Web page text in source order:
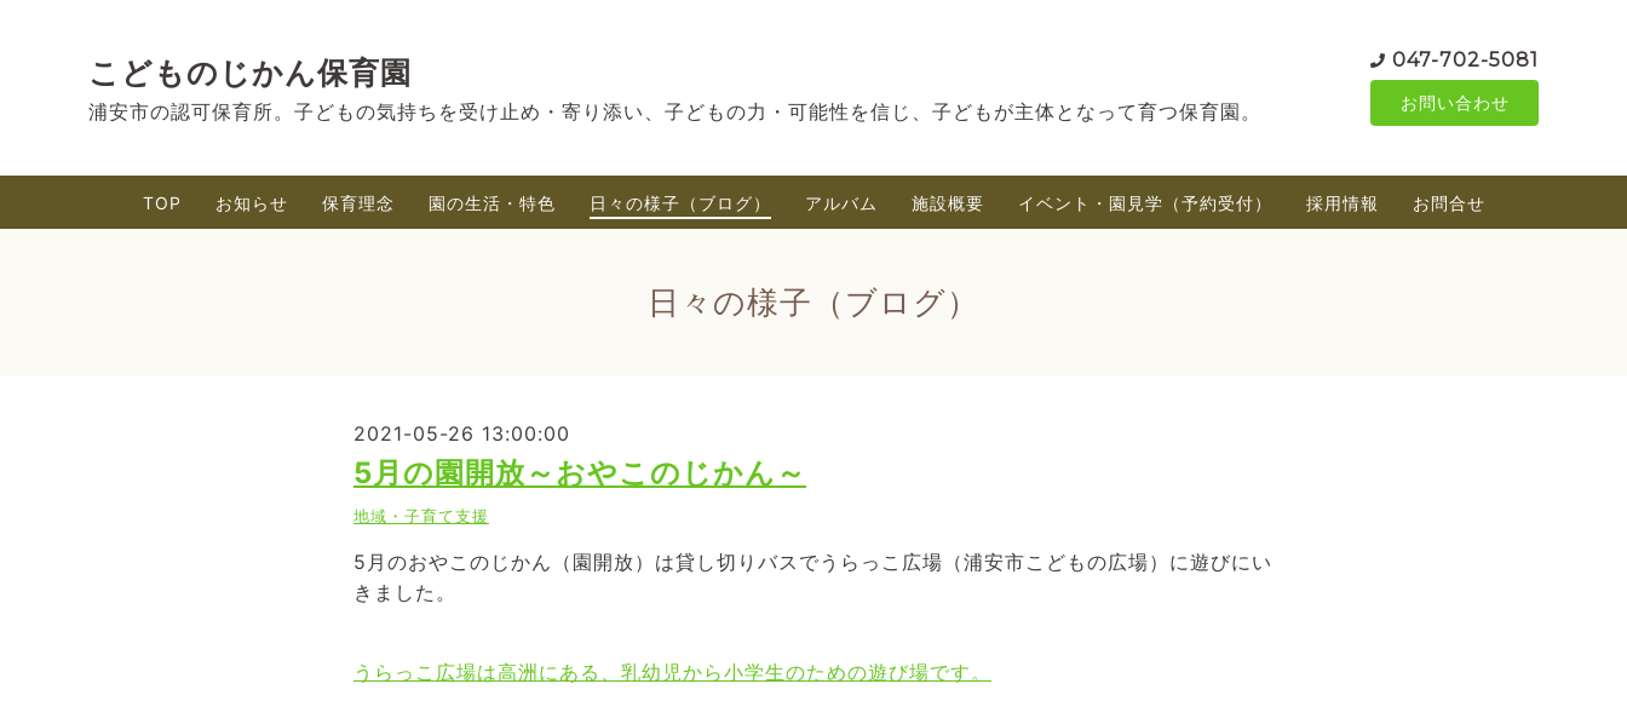
こどものじかん保育園
浦安市の認可保育所。子どもの気持ちを受け止め・寄り添い、子どもの力・可能性を信じ、子どもが主体となって育つ保育園。
047-702-5081
お問い合わせ
TOP お知らせ 保育理念 園の生活・特色 日々の様子（ブログ） アルバム 施設概要 イベント・園見学（予約受付） 採用情報 お問合せ
日々の様子（ブログ）
2021-05-26 13:00:00
5月の園開放～おやこのじかん～
地域・子育て支援
5月のおやこのじかん（園開放）は貸し切りバスでうらっこ広場（浦安市こどもの広場）に遊びにい
きました。
うらっこ広場は高洲にある、乳幼児から小学生のための遊び場です。